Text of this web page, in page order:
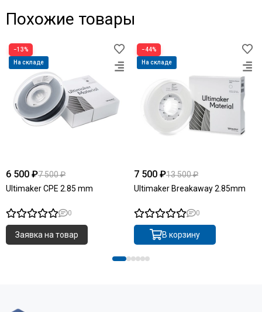
Похожие товары
−13%
На складе
6 500 ₽7 500 ₽
Ultimaker CPE 2.85 mm
0
Заявка на товар
−44%
На складе
7 500 ₽13 500 ₽
Ultimaker Breakaway 2.85mm
0
В корзину